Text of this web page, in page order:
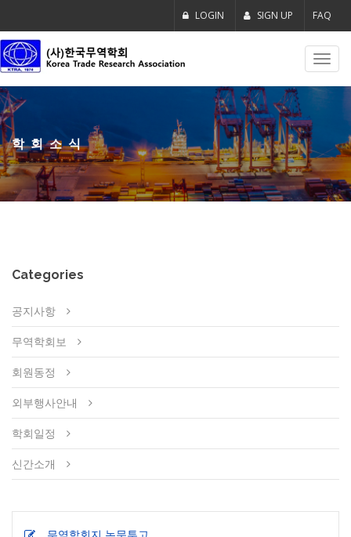
LOGIN SIGN UP FAQ
학회소식
Categories
공지사항
무역학회보
회원동정
외부행사안내
학회일정
신간소개